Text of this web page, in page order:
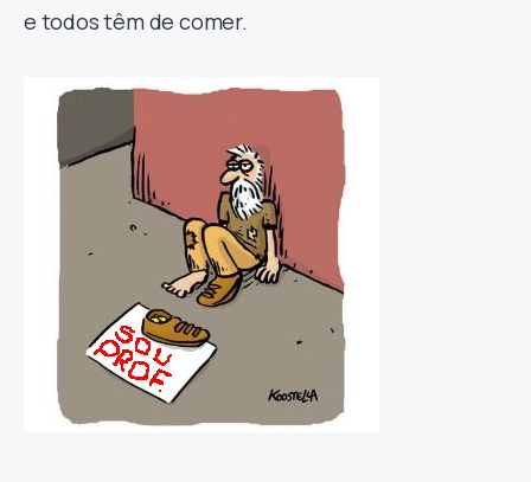
e todos têm de comer.